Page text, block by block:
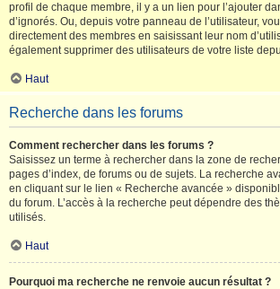
profil de chaque membre, il y a un lien pour l’ajouter
d’ignorés. Ou, depuis votre panneau de l’utilisateur,
directement des membres en saisissant leur nom
également supprimer des utilisateurs de votre liste
Haut
Recherche dans les forums
Comment rechercher dans les forums ?
Saisissez un terme à rechercher dans la zone de
pages d’index, de forums ou de sujets. La recherche
en cliquant sur le lien « Recherche avancée »
du forum. L’accès à la recherche peut dépendre des
utilisés.
Haut
Pourquoi ma recherche ne renvoie aucun résultat ?